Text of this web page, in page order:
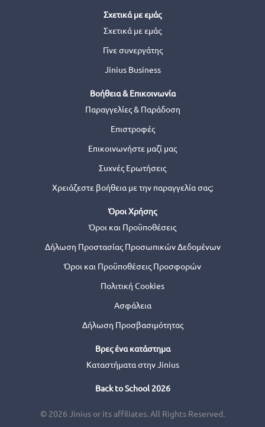
Σχετικά με εμάς
Σχετικά με εμάς
Γίνε συνεργάτης
Jinius Business
Βοήθεια & Επικοινωνία
Παραγγελίες & Παράδοση
Επιστροφές
Επικοινωνήστε μαζί μας
Συχνές Ερωτήσεις
Χρειάζεστε βοήθεια με την παραγγελία σας;
Όροι Χρήσης
Όροι και Προϋποθέσεις
Δήλωση Προστασίας Προσωπικών Δεδομένων
Όροι και Προϋποθέσεις Προσφορών
Πολιτική Cookies
Ασφάλεια
Δήλωση Προσβασιμότητας
Βρες ένα κατάστημα
Καταστήματα στην Jinius
Back to School 2026
© 2026 Jinius or its affiliates. All Rights Reserved.